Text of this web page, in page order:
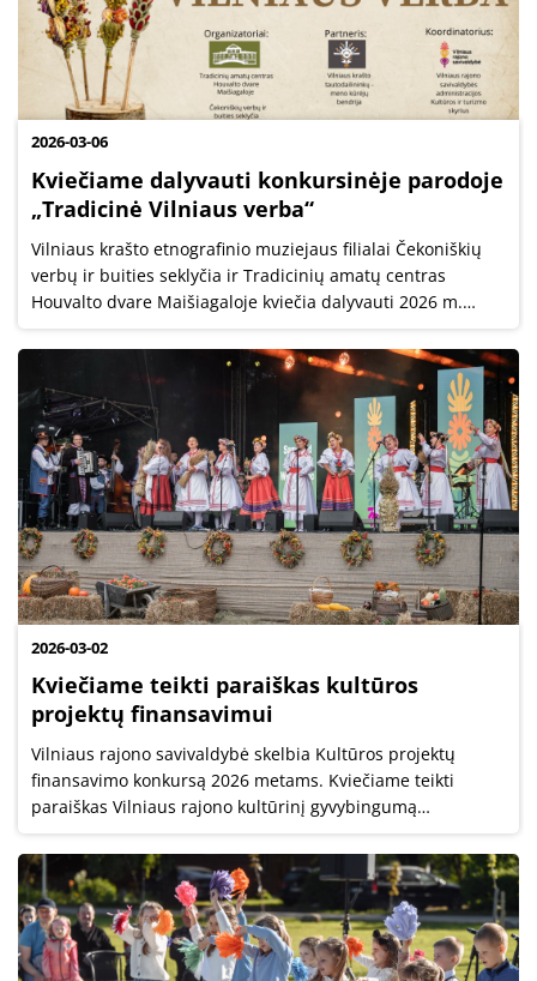
2026-03-06
Kviečiame dalyvauti konkursinėje parodoje
„Tradicinė Vilniaus verba“
Vilniaus krašto etnografinio muziejaus filialai Čekoniškių
verbų ir buities seklyčia ir Tradicinių amatų centras
Houvalto dvare Maišiagaloje kviečia dalyvauti 2026 m.
Vilniaus krašto mokinių, jaunimo ir suaugusiųjų verbų
rišėjų konkursinėje...
2026-03-02
Kviečiame teikti paraiškas kultūros
projektų finansavimui
Vilniaus rajono savivaldybė skelbia Kultūros projektų
finansavimo konkursą 2026 metams. Kviečiame teikti
paraiškas Vilniaus rajono kultūrinį gyvybingumą
puoselėjantiems projektams iki š. m. kovo 31 d.